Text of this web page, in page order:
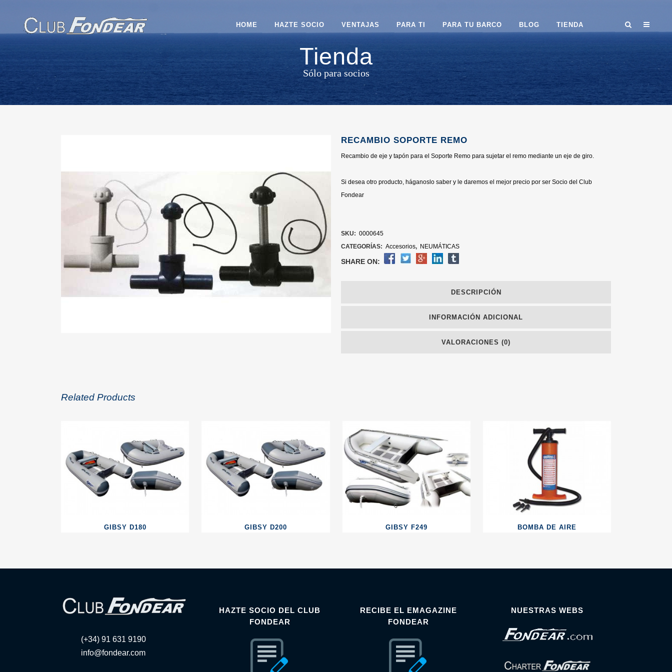
HOME HAZTE SOCIO VENTAJAS PARA TI PARA TU BARCO BLOG TIENDA
Tienda
Sólo para socios
RECAMBIO SOPORTE REMO
Recambio de eje y tapón para el Soporte Remo para sujetar el remo mediante un eje de giro.
Si desea otro producto, háganoslo saber y le daremos el mejor precio por ser Socio del Club
Fondear
SKU: 0000645
CATEGORÍAS: Accesorios, NEUMÁTICAS
SHARE ON:
DESCRIPCIÓN
INFORMACIÓN ADICIONAL
VALORACIONES (0)
Related Products
GIBSY D180 GIBSY D200 GIBSY F249 BOMBA DE AIRE
(+34) 91 631 9190
info@fondear.com
HAZTE SOCIO DEL CLUB
FONDEAR
RECIBE EL EMAGAZINE
FONDEAR
NUESTRAS WEBS